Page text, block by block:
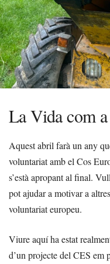
La Vida com
Aquest abril farà un any
voluntariat amb el Cos
s’està apropant al final.
pot ajudar a motivar a
voluntariat europeu.
Viure aquí ha estat
d’un projecte del CES em